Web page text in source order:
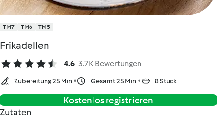
TM7 TM6 TM5
Frikadellen
4.6 3.7K Bewertungen
Zubereitung 25 Min Gesamt 25 Min 8 Stück
Kostenlos registrieren
Zutaten